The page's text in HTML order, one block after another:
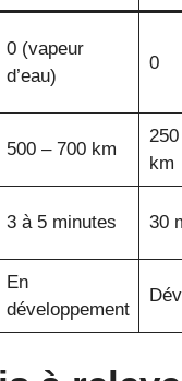
0 (vapeur
d’eau)
0
500 – 700 km
km
3 à 5 minutes 30
En
développement